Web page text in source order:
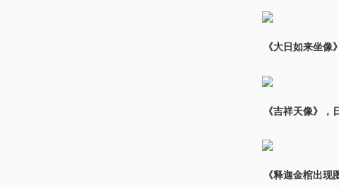
《大日如来坐
《吉祥天像》
《释迦金棺出